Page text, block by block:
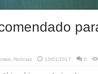
Notícias 13/01/2017 0